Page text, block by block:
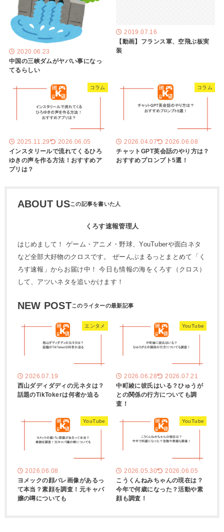
2020.06.23
中国の三峡ダムがヤバい事になっ
てるらしい
2019.07.16
【動画】フランス軍、空飛ぶ板実
装
コラム
2025.11.29 2026.06.05
インスタリールで流れてくるひろ
ゆきの声を作る方法！おすすめア
プリは？
コラム
2026.04.07 2026.06.08
チャットGPT英会話のやり方は？
おすすめプロンプト5選！
ABOUT US
くろす速報管理人
はじめまして！ ゲーム・アニメ・野球、YouTuberや面白ネタ
など全部大好物のクロスです。 ぜーんぶまるっとまとめて「く
ろす速報」からお届け中！ 今日も情報の海をくろす（クロス）
して、アツいネタを追いかけます！
NEW POST
エンタメ
2026.07.19
西山ダディダディの元ネタは？
話題のTikTokerは何者か迫る
YouTube
2026.06.28 2026.07.21
中町綾に彼氏はいる？ひゅうが
との関係の行方についても調
査！
YouTube
2026.06.08
ヨメックの顔バレ画像があるっ
て本当？素顔を調査！元キャバ
嬢の噂についても
YouTube
2026.05.30 2026.06.05
こうくんねみちゃんの現在は？
今年で何歳になった？活動や素
顔も調査！